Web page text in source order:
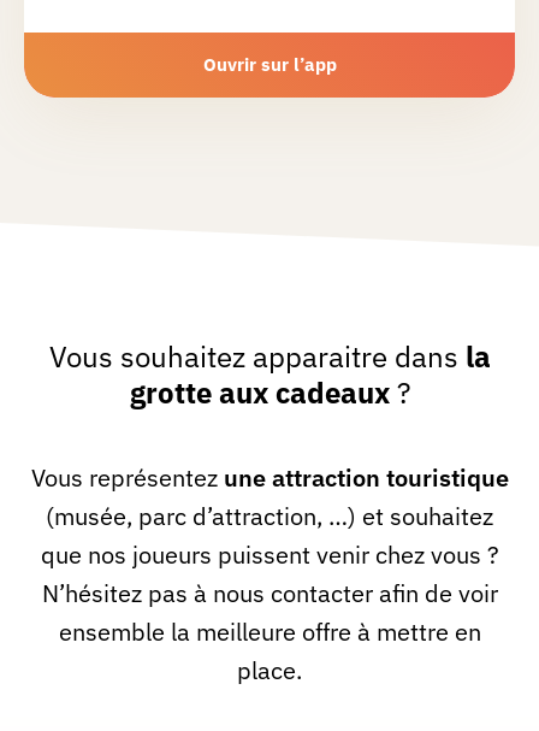
Ouvrir sur l’app
Vous souhaitez apparaitre dans la
grotte aux cadeaux?
Vous représentez une attraction touristique
(musée, parc d’attraction, …) et souhaitez
que nos joueurs puissent venir chez vous ?
N’hésitez pas à nous contacter afin de voir
ensemble la meilleure offre à mettre en
place.